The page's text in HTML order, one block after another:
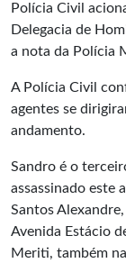
Polícia Civil
Delegacia de
a nota da Polícia
A Polícia Civil
agentes se
andamento.
Sandro é o
assassinado este
Santos
Avenida Estácio
Meriti, também